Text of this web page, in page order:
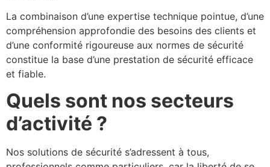
La combinaison d’une expertise technique pointue, d’une
compréhension approfondie des besoins des clients et
d’une conformité rigoureuse aux normes de sécurité
constitue la base d’une prestation de sécurité efficace
et fiable.
Quels sont nos secteurs
d’activité ?
Nos solutions de sécurité s’adressent à tous,